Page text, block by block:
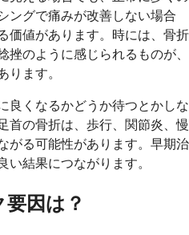
ングで痛みが改善しない場合
価値があります。時には、骨折
挫のように感じられるものが、
ります。
良くなるかどうか待つとかしな
首の骨折は、歩行、関節炎、慢
がる可能性があります。早期治
い結果につながります。
因は？